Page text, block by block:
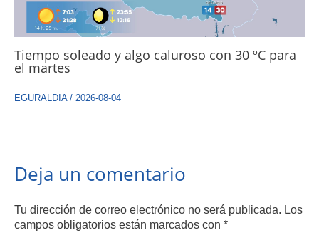
Tiempo soleado y algo caluroso con 30 ºC para
el martes
EGURALDIA/ 2026-08-04
Deja un comentario
Tu dirección de correo electrónico no será publicada. Los
campos obligatorios están marcados con *